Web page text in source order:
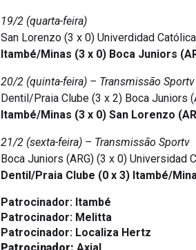
19/2 (quarta-feira)
San Lorenzo (3 x 0) Univerdidad
Itambé/Minas (3 x 0) Boca Juniors
20/2 (quinta-feira) – Transmissão Sportv
Dentil/Praia Clube (3 x 2) Boca Juniors
Itambé/Minas (3 x 0) San Lorenzo
21/2 (sexta-feira) – Transmissão Sportv
Boca Juniors (ARG) (3 x 0) Universidad
Dentil/Praia Clube (0 x 3) Itambé/
Patrocinador: Itambé
Patrocinador: Melitta
Patrocinador: Localiza Hertz
Patrocinador: Axial